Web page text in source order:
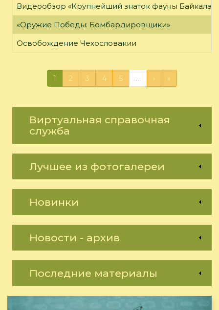
Видеообзор «Крупнейший знаток фауны Байкала»
«Оружие Победы: Бомбардировщики»
Освобождение Чехословакии
1 2 3 4 5 … › »
Виртуальная справочная
служба
Лучшее из фотогалереи
Новинки
Новости - архив
Последние материалы